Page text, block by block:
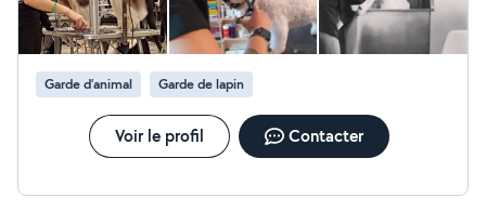
Garde d’animal Garde de lapin
Voir le profil Contacter